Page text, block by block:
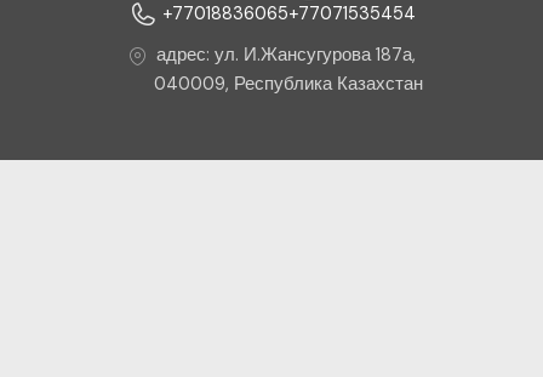
+77018836065+77071535454
адрес: ул. И.Жансугурова 187а,
040009, Республика Казахстан